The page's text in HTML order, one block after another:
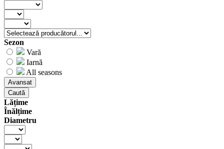
Sezon
Vară
Iarnă
All seasons
Avansat
Caută
Lățime
Înălțime
Diametru